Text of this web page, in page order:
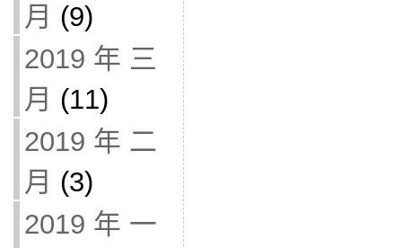
月 (9)
2019 年 三
月 (11)
2019 年 二
月 (3)
2019 年 一